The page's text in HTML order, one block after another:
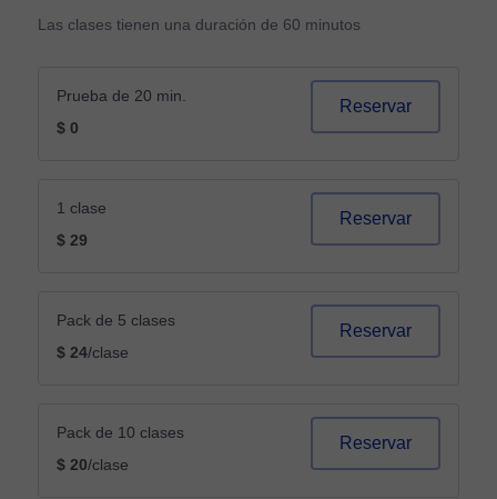
Las clases tienen una duración de 60 minutos
Prueba de 20 min.
$ 0
Reservar
1 clase
$ 29
Reservar
Pack de 5 clases
$ 24/clase
Reservar
Pack de 10 clases
$ 20/clase
Reservar